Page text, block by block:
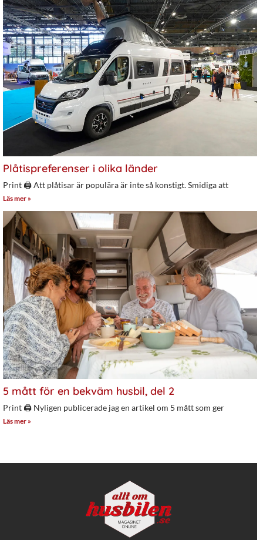
Plåtispreferenser i olika länder
Print 🖨 Att plåtisar är populära är inte så konstigt. Smidiga att
Läs mer »
5 mått för en bekväm husbil, del 2
Print 🖨 Nyligen publicerade jag en artikel om 5 mått som ger
Läs mer »